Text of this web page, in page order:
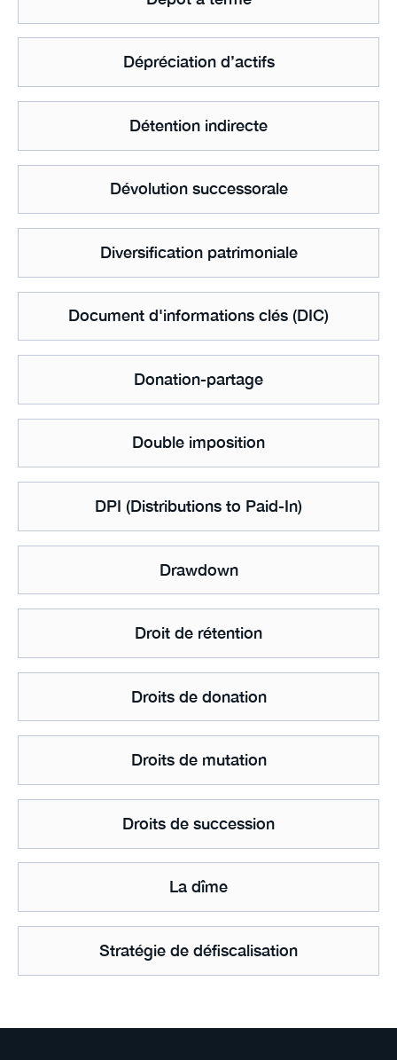
Dépréciation d’actifs
Détention indirecte
Dévolution successorale
Diversification patrimoniale
Document d'informations clés (DIC)
Donation-partage
Double imposition
DPI (Distributions to Paid-In)
Drawdown
Droit de rétention
Droits de donation
Droits de mutation
Droits de succession
La dîme
Stratégie de défiscalisation